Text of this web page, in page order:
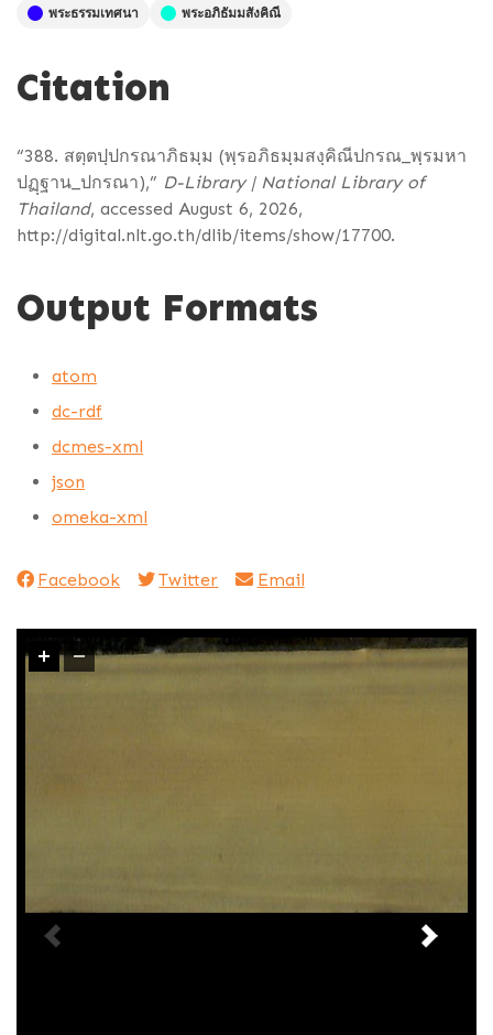
พระธรรมเทศนา พระอภิธัมมสังคิณี
Citation
“388. สตฺตปฺปกรณาภิธมฺม (พฺรอภิธมฺมสงฺคิณีปกรณ_พฺรมหา
ปฏฺฐาน_ปกรณา),” D-Library | National Library of
Thailand, accessed August 6, 2026,
http://digital.nlt.go.th/dlib/items/show/17700.
Output Formats
atom
dc-rdf
dcmes-xml
json
omeka-xml
Facebook Twitter Email